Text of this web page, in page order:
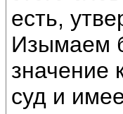
есть,
Изымаем
значение
суд и